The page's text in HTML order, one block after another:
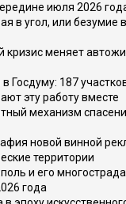
июля 2026
в угол, или безумие
кризис меняет
Госдуму: 187
эту работу вместе
механизм
новой винной
территории
и его
года